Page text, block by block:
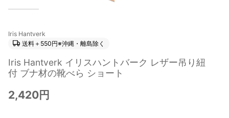
Iris Hantverk
送料＋550円※沖縄・離島除く
Iris Hantverk イリスハントバーク レザー吊り紐
付 ブナ材の靴べら ショート
2,420円